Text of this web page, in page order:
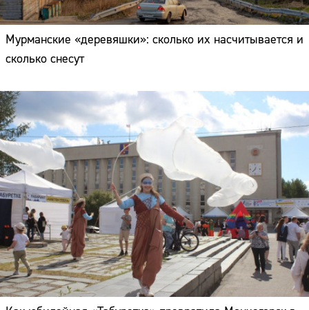
Мурманские «деревяшки»: сколько их насчитывается и
сколько снесут